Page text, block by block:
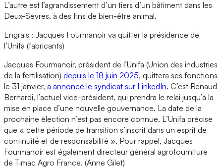
L’autre est l’agrandissement d’un tiers d’un bâtiment dans les
Deux-Sèvres, à des fins de bien-être animal.
Engrais : Jacques Fourmanoir va quitter la présidence de
l’Unifa (fabricants)
Jacques Fourmanoir, président de l’Unifa (Union des industries
de la fertilisation) depuis le 18 juin 2025, quittera ses fonctions
le 31 janvier, a annoncé le syndicat sur LinkedIn. C’est Renaud
Bernardi, l’actuel vice-président, qui prendra le relai jusqu’à la
mise en place d’une nouvelle gouvernance. La date de la
prochaine élection n’est pas encore connue. L’Unifa précise
que « cette période de transition s’inscrit dans un esprit de
continuité et de responsabilité ». Pour rappel, Jacques
Fourmanoir est également directeur général agrofourniture
de Timac Agro France. (Anne Gilet)